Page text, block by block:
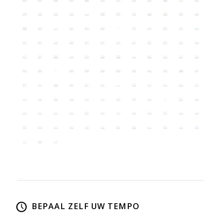
BEPAAL ZELF UW TEMPO